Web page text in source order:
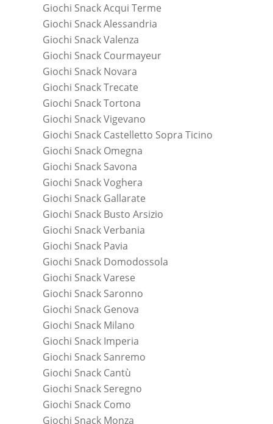
Giochi Snack Acqui Terme
Giochi Snack Alessandria
Giochi Snack Valenza
Giochi Snack Courmayeur
Giochi Snack Novara
Giochi Snack Trecate
Giochi Snack Tortona
Giochi Snack Vigevano
Giochi Snack Castelletto Sopra Ticino
Giochi Snack Omegna
Giochi Snack Savona
Giochi Snack Voghera
Giochi Snack Gallarate
Giochi Snack Busto Arsizio
Giochi Snack Verbania
Giochi Snack Pavia
Giochi Snack Domodossola
Giochi Snack Varese
Giochi Snack Saronno
Giochi Snack Genova
Giochi Snack Milano
Giochi Snack Imperia
Giochi Snack Sanremo
Giochi Snack Cantù
Giochi Snack Seregno
Giochi Snack Como
Giochi Snack Monza